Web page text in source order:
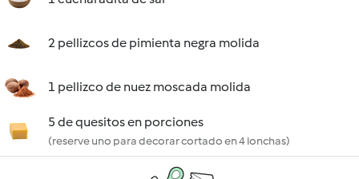
2 pellizcos de pimienta negra molida
1 pellizco de nuez moscada molida
5 de quesitos en porciones
(reserve uno para decorar cortado en 4 lonchas)